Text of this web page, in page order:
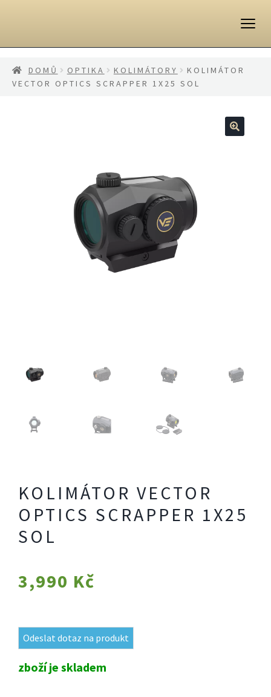
DOMŮ OPTIKA KOLIMÁTORY
KOLIMÁTOR
VECTOR OPTICS SCRAPPER 1X25 SOL
KOLIMÁTOR VECTOR
OPTICS SCRAPPER 1X25
SOL
3,990 Kč
Odeslat dotaz na produkt
zboží je skladem